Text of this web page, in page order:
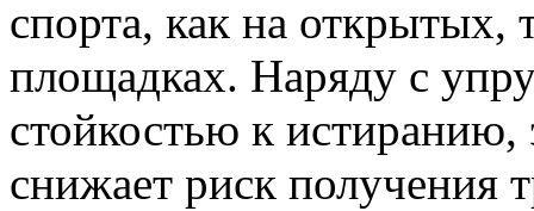
спорта, как на открытых,
площадках. Наряду с
стойкостью к
снижает риск получения